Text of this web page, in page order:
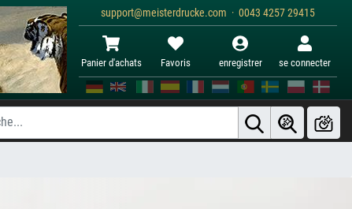
support@meisterdrucke.com · 0043 4257 29415
Panier d'achats Favoris enregistrer se connecter